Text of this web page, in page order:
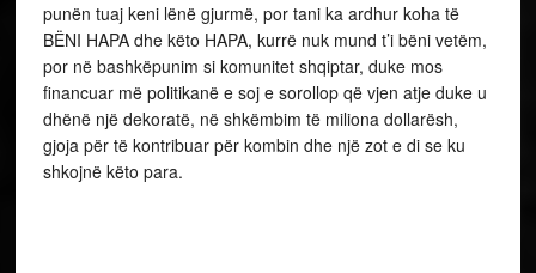
punën tuaj keni lënë gjurmë, por tani ka ardhur koha të
BËNI HAPA dhe këto HAPA, kurrë nuk mund t’i bëni vetëm,
por në bashkëpunim si komunitet shqiptar, duke mos
financuar më politikanë e soj e sorollop që vjen atje duke u
dhënë një dekoratë, në shkëmbim të miliona dollarësh,
gjoja për të kontribuar për kombin dhe një zot e di se ku
shkojnë këto para.